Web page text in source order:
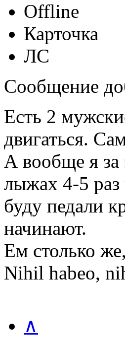
Offline
Карточка
ЛС
Сообщение
Есть 2
двигаться.
А вообще я за
лыжах 4-5 раз
буду педали
начинают.
Ем столько
Nihil habeo,
∧